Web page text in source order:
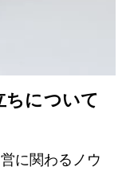
ちについて
に関わるノウ